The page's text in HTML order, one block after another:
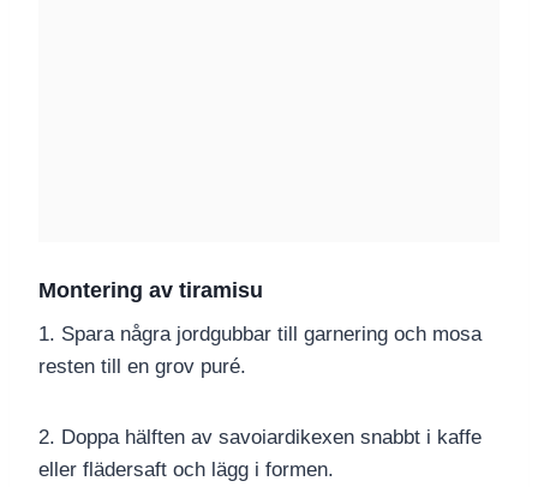
Montering av tiramisu
1. Spara några jordgubbar till garnering och mosa
resten till en grov puré.
2. Doppa hälften av savoiardikexen snabbt i kaffe
eller flädersaft och lägg i formen.